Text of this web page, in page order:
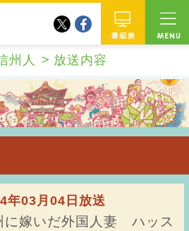
twitterfacebook
州人 放送内容
年03月04日放送
に嫁いだ外国人妻 ハッス